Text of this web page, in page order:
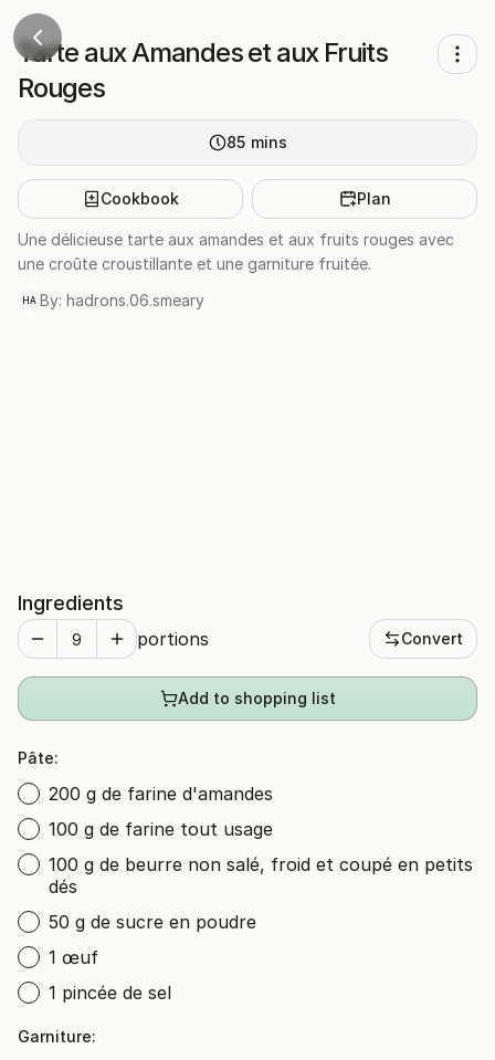
Tarte aux Amandes et aux Fruits
Rouges
85 mins
Cookbook Plan
Une délicieuse tarte aux amandes et aux fruits rouges avec
une croûte croustillante et une garniture fruitée.
HA By: hadrons.06.smeary
Ingredients
portions Convert
Add to shopping list
Pâte:
200 g de farine d'amandes
100 g de farine tout usage
100 g de beurre non salé, froid et coupé en petits
dés
50 g de sucre en poudre
1 œuf
1 pincée de sel
Garniture: